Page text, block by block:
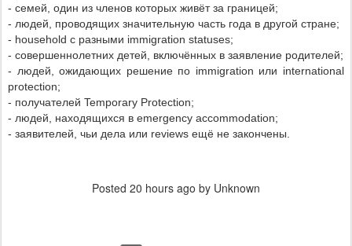
- семей, один из членов которых живёт за границей;
- людей, проводящих значительную часть года в другой стране;
- household с разными immigration statuses;
- совершеннолетних детей, включённых в заявление родителей;
- людей, ожидающих решение по immigration или international
protection;
- получателей Temporary Protection;
- людей, находящихся в emergency accommodation;
- заявителей, чьи дела или reviews ещё не закончены.
Posted 20 hours ago by Unknown